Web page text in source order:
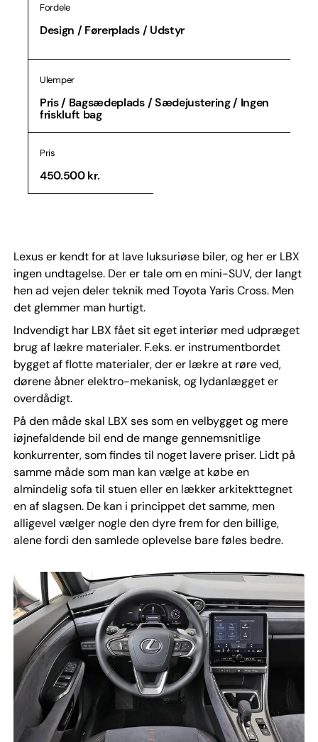
Fordele
Design / Førerplads / Udstyr
Ulemper
Pris / Bagsædeplads / Sædejustering / Ingen
friskluft bag
Pris
450.500 kr.
Lexus er kendt for at lave luksuriøse biler, og her er LBX
ingen undtagelse. Der er tale om en mini-SUV, der langt
hen ad vejen deler teknik med Toyota Yaris Cross. Men
det glemmer man hurtigt.
Indvendigt har LBX fået sit eget interiør med udpræget
brug af lækre materialer. F.eks. er instrumentbordet
bygget af flotte materialer, der er lækre at røre ved,
dørene åbner elektro-mekanisk, og lydanlægget er
overdådigt.
På den måde skal LBX ses som en velbygget og mere
iøjnefaldende bil end de mange gennemsnitlige
konkurrenter, som findes til noget lavere priser. Lidt på
samme måde som man kan vælge at købe en
almindelig sofa til stuen eller en lækker arkitekttegnet
en af slagsen. De kan i princippet det samme, men
alligevel vælger nogle den dyre frem for den billige,
alene fordi den samlede oplevelse bare føles bedre.